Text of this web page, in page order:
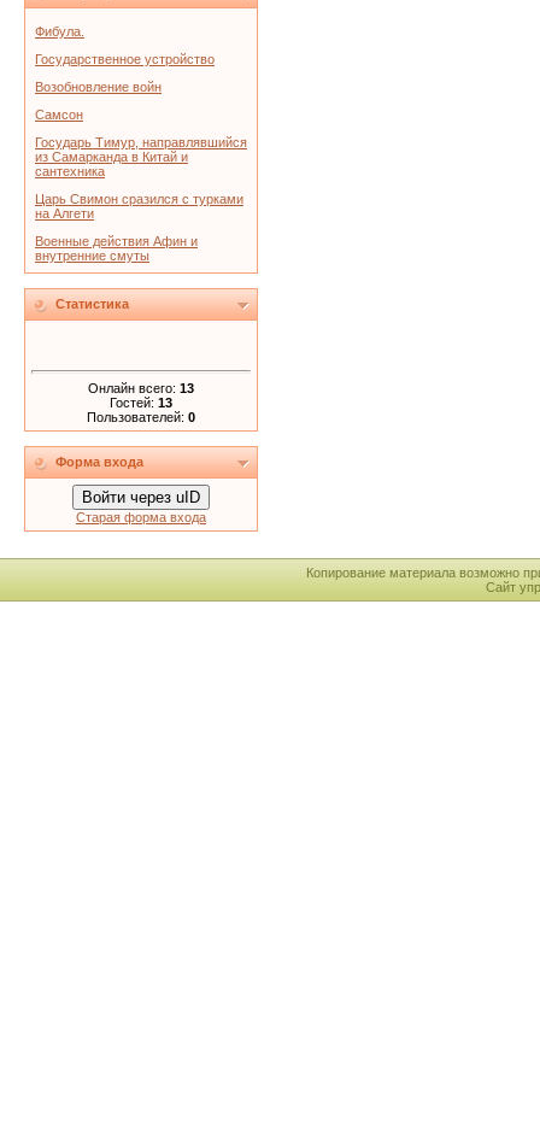
Фибула.
Государственное устройство
Возобновление войн
Самсон
Государь Тимур, направлявшийся
из Самарканда в Китай и
сантехника
Царь Свимон сразился с турками
на Алгети
Военные действия Афин и
внутренние смуты
Статистика
Онлайн всего: 13
Гостей: 13
Пользователей: 0
Форма входа
Войти через uID
Старая форма входа
Копирование материала возможно
Сайт